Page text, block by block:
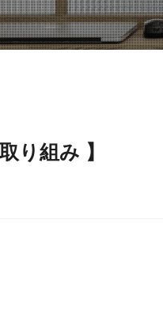
り組み 】